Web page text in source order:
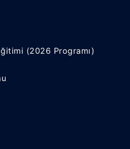
(2026 Programı)